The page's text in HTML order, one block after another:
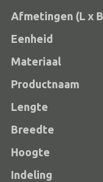
Tafellamp
Vloerlamp
Wandlamp
Lampenkappen
Alle deco
Vaas
Afmetingen (L x
Eenheid
Materiaal
Productnaam
Lengte
Breedte
Hoogte
Indeling